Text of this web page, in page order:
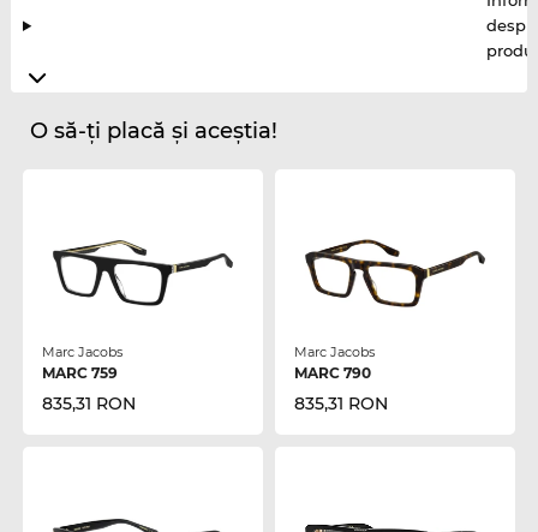
O să-ți placă și aceștia!
Marc Jacobs
MARC 759
835,31 RON
Marc Jacobs
MARC 790
835,31 RON